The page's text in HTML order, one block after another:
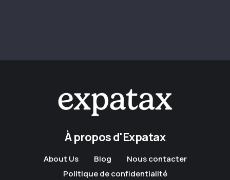
À propos d'Expatax
About Us Blog
Nous contacter
Politique de confidentialité